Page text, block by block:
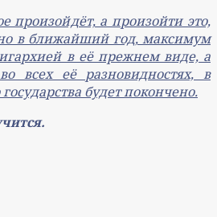
произойдёт, а произойти это,
в ближайший год, максимум
в её прежнем виде, а
всех её разновидностях, в
будет покончено.